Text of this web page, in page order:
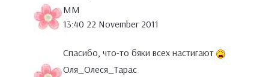
MM
13:40 22 November 2011
Спасибо, что-то бяки всех настигают
Оля_Олеся_Тарас